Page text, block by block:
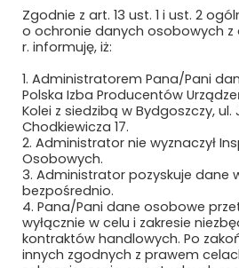
MCPOLSKA.PL SP. Z O.O.
MEDCOM SP. Z O.O.
METEOR EWA WIECZOREK
MIAMI TOMASZ ZAWADZKI
MIDURA GROUP SP. Z O.O.
MIĘDZYNARODOWE TARGI
SP. Z O.O.
Zgodnie z art. 13 ust. 1 i ust. 2
o ochronie danych osobowych z
r. informuję, iż:
1. Administratorem Pana/Pani
Polska Izba Producentów
Kolei z siedzibą w Bydgoszczy, ul.
Chodkiewicza 17.
2. Administrator nie wyznaczył
Osobowych.
3. Administrator pozyskuje dane
bezpośrednio.
4. Pana/Pani dane osobowe
wyłącznie w celu i zakresie
kontraktów handlowych. Po
innych zgodnych z prawem